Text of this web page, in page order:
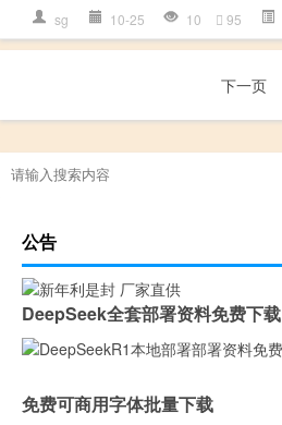
sg 10-25 10 95
下一页
公告
DeepSeek全套部署资料免费下载
免费可商用字体批量下载